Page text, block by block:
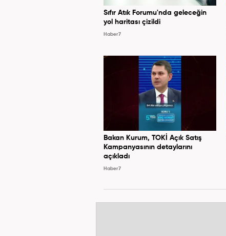
Sıfır Atık Forumu'nda geleceğin
yol haritası çizildi
Haber7
Bakan Kurum, TOKİ Açık Satış
Kampanyasının detaylarını
açıkladı
Haber7